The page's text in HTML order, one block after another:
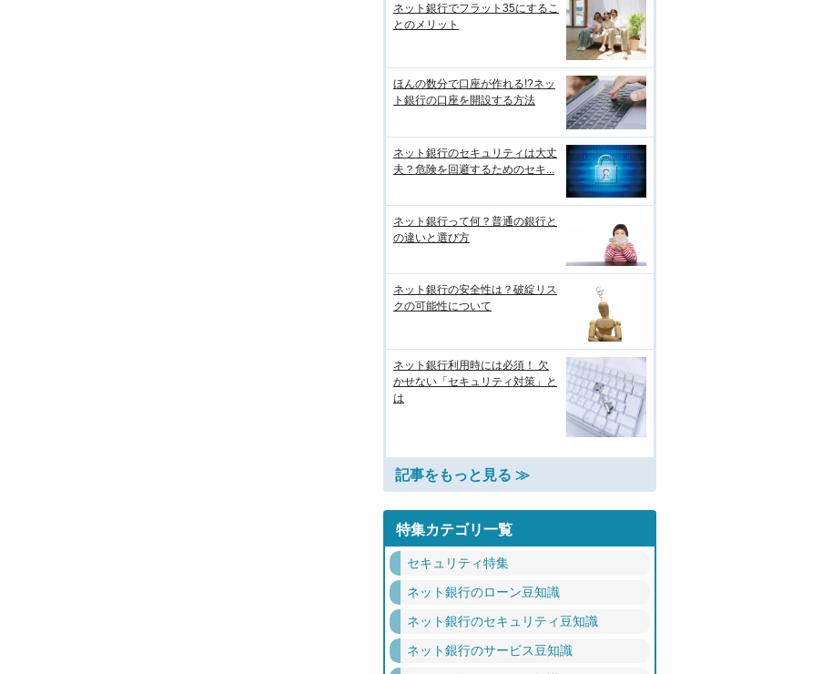
ネット銀行でフラット35にするこ
とのメリット
ほんの数分で口座が作れる!?ネッ
ト銀行の口座を開設する方法
ネット銀行のセキュリティは大丈
夫？危険を回避するためのセキ...
ネット銀行って何？普通の銀行と
の違いと選び方
ネット銀行の安全性は？破綻リス
クの可能性について
ネット銀行利用時には必須！ 欠
かせない「セキュリティ対策」と
は
記事をもっと見る ≫
特集カテゴリ一覧
セキュリティ特集
ネット銀行のローン豆知識
ネット銀行のセキュリティ豆知識
ネット銀行のサービス豆知識